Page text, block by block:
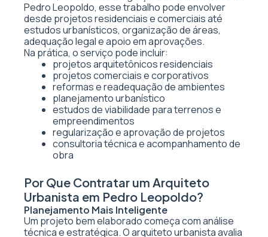
Pedro Leopoldo, esse trabalho pode envolver
desde projetos residenciais e comerciais até
estudos urbanísticos, organização de áreas,
adequação legal e apoio em aprovações.
Na prática, o serviço pode incluir:
projetos arquitetônicos residenciais
projetos comerciais e corporativos
reformas e readequação de ambientes
planejamento urbanístico
estudos de viabilidade para terrenos e
empreendimentos
regularização e aprovação de projetos
consultoria técnica e acompanhamento de
obra
Por Que Contratar um Arquiteto
Urbanista em Pedro Leopoldo?
Planejamento Mais Inteligente
Um projeto bem elaborado começa com análise
técnica e estratégica. O arquiteto urbanista avalia